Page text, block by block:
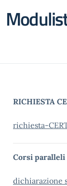
RICHIESTA
richiesta-
Corsi paralleli
dichiarazione